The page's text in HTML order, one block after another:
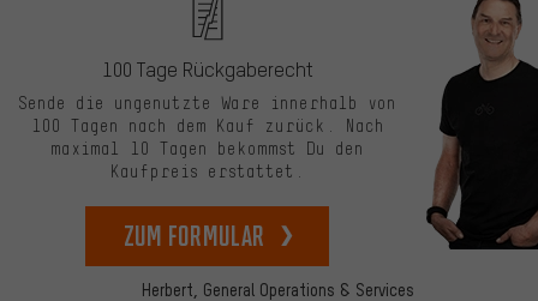
Herbert, General Operations & Services
100 Tage Rückgaberecht
Sende die ungenutzte Ware innerhalb von
100 Tagen nach dem Kauf zurück. Nach
maximal 10 Tagen bekommst Du den
Kaufpreis erstattet.
zum Formular